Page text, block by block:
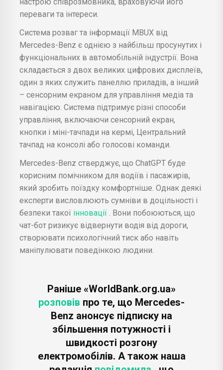
переваги та інтереси.
Система розваг та інформації MBUX від
Mercedes-Benz є однією з найбільш просунутих і
функціональних в автомобільній індустрії. Вона
складається з двох великих цифрових дисплеїв,
один з яких служить панеллю приладів, а інший
– сенсорним екраном для управління медіа та
навігацією. Система підтримує різні способи
управління, включаючи сенсорний екран,
кнопки і міні-тачпади на кермі, Центральний
тачпад на консолі або голосові команди.
Mercedes-Benz стверджує, що ChatGPT буде
корисним помічником для водіїв і пасажирів,
який зробить поїздку комфортніше. Однак деякі
експерти висловлюють сумніви в доцільності і
безпеки такої інновації
. Вони побоюються, що
чат-бот ризикує відвернути водія від дороги,
створювати психологічний тиск або навіть
маніпулювати поведінкою людини.
Раніше «WorldBank.org.ua»
розповів про те, що Mercedes-
Benz анонсує підписку на
збільшення потужності і
швидкості розгону
електромобілів. А також наша